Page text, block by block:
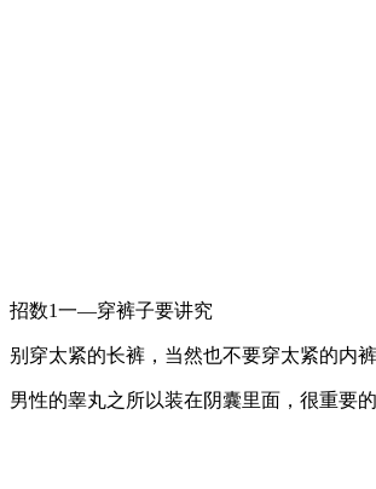
招数1一—穿裤子要讲究
别穿太紧的长裤，当然也不要穿太紧的内
男性的睾丸之所以装在阴囊里面，很重要